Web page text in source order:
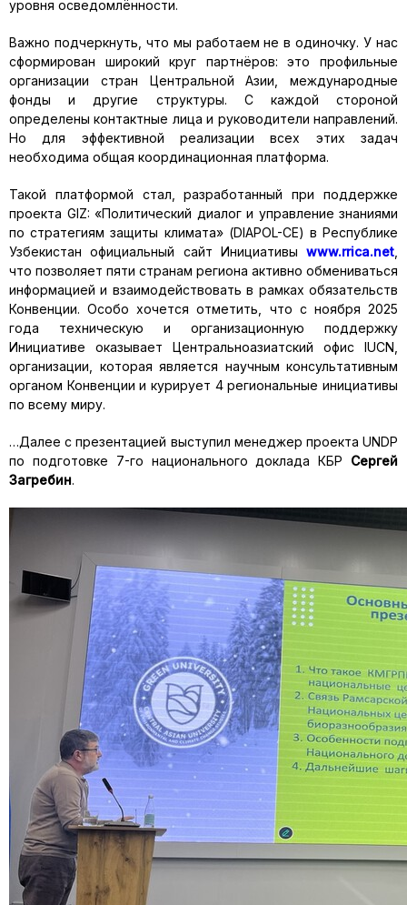
уровня осведомлённости.
Важно подчеркнуть, что мы работаем не в одиночку. У нас
сформирован широкий круг партнёров: это профильные
организации стран Центральной Азии, международные
фонды и другие структуры. С каждой стороной
определены контактные лица и руководители направлений.
Но для эффективной реализации всех этих задач
необходима общая координационная платформа.
Такой платформой стал, разработанный при поддержке
проекта GIZ: «Политический диалог и управление знаниями
по стратегиям защиты климата» (DIAPOL-CE) в Республике
Узбекистан официальный сайт Инициативы www.rrica.net
что позволяет пяти странам региона активно обмениваться
информацией и взаимодействовать в рамках обязательств
Конвенции. Особо хочется отметить, что с ноября 2025
года техническую и организационную поддержку
Инициативе оказывает Центральноазиатский офис IUCN,
организации, которая является научным консультативным
органом Конвенции и курирует 4 региональные инициативы
по всему миру.
…Далее с презентацией выступил менеджер проекта UNDP
по подготовке 7-го национального доклада КБР Сергей
Загребин.